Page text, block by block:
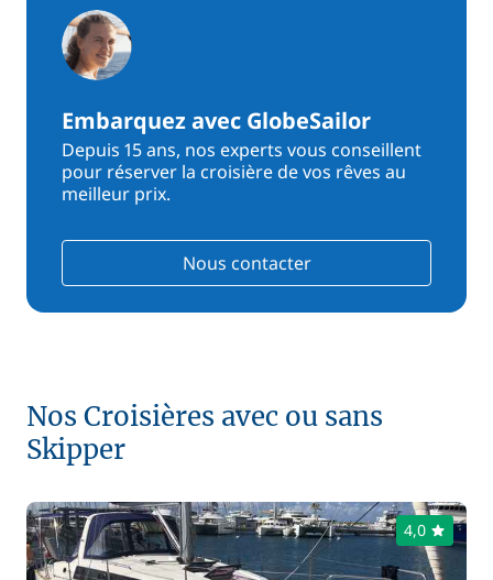
Embarquez avec GlobeSailor
Depuis 15 ans, nos experts vous conseillent
pour réserver la croisière de vos rêves au
meilleur prix.
Nous contacter
Nos Croisières avec ou sans
Skipper
4,0